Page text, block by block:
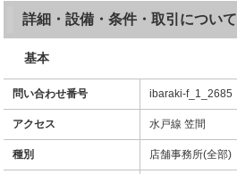
詳細・設備・条件・取引について
基本
問い合わせ番号 ibaraki-f_1_2685
アクセス 水戸線 笠間
種別 店舗事務所(全部)